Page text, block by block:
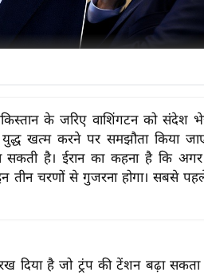
के जरिए वाशिंगटन को संदेश
खत्म करने पर समझौता किया
सकती है। ईरान का कहना है कि
तीन चरणों से गुजरना होगा। सबसे
दिया है जो ट्रंप की टेंशन बढ़ा